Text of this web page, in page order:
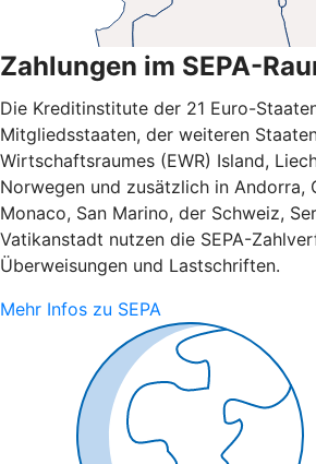
Zahlungen im SEPA-
Die Kreditinstitute der 21 Euro-
Mitgliedsstaaten, der weiteren
Wirtschaftsraumes (EWR) Island,
Norwegen und zusätzlich in Andorra,
Monaco, San Marino, der Schweiz,
Vatikanstadt nutzen die SEPA-
Überweisungen und Lastschriften.
Mehr Infos zu SEPA